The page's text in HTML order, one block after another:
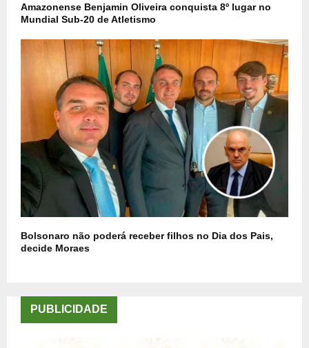
Amazonense Benjamin Oliveira conquista 8º lugar no
Mundial Sub-20 de Atletismo
Bolsonaro não poderá receber filhos no Dia dos Pais,
decide Moraes
PUBLICIDADE